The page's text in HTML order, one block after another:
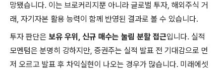
망됐습니다. 이는 브로커리지뿐 아니라 글로벌 투자, 해외주식 거
래, 자기자본 활용 능력이 함께 반영된 결과로 볼 수 있습니다.
투자 판단은 보유 우위, 신규 매수는 눌림 분할 접근입니다. 실적
모멘텀은 분명히 강하지만, 증권주는 실적 발표 전 기대감으로 먼
저 오르고 발표 후 차익실현이 나오는 경우가 많습니다. 미래에셋